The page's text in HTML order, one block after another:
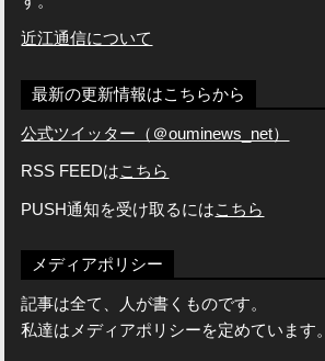
近江通信について
最新の更新情報はこちらから
公式ツイッター（＠ouminews_net）
RSS FEEDはこちら
PUSH通知を受け取るにはこちら
メディアポリシー
記事は全て、人が書くものです。
私達はメディアポリシーを定めています。